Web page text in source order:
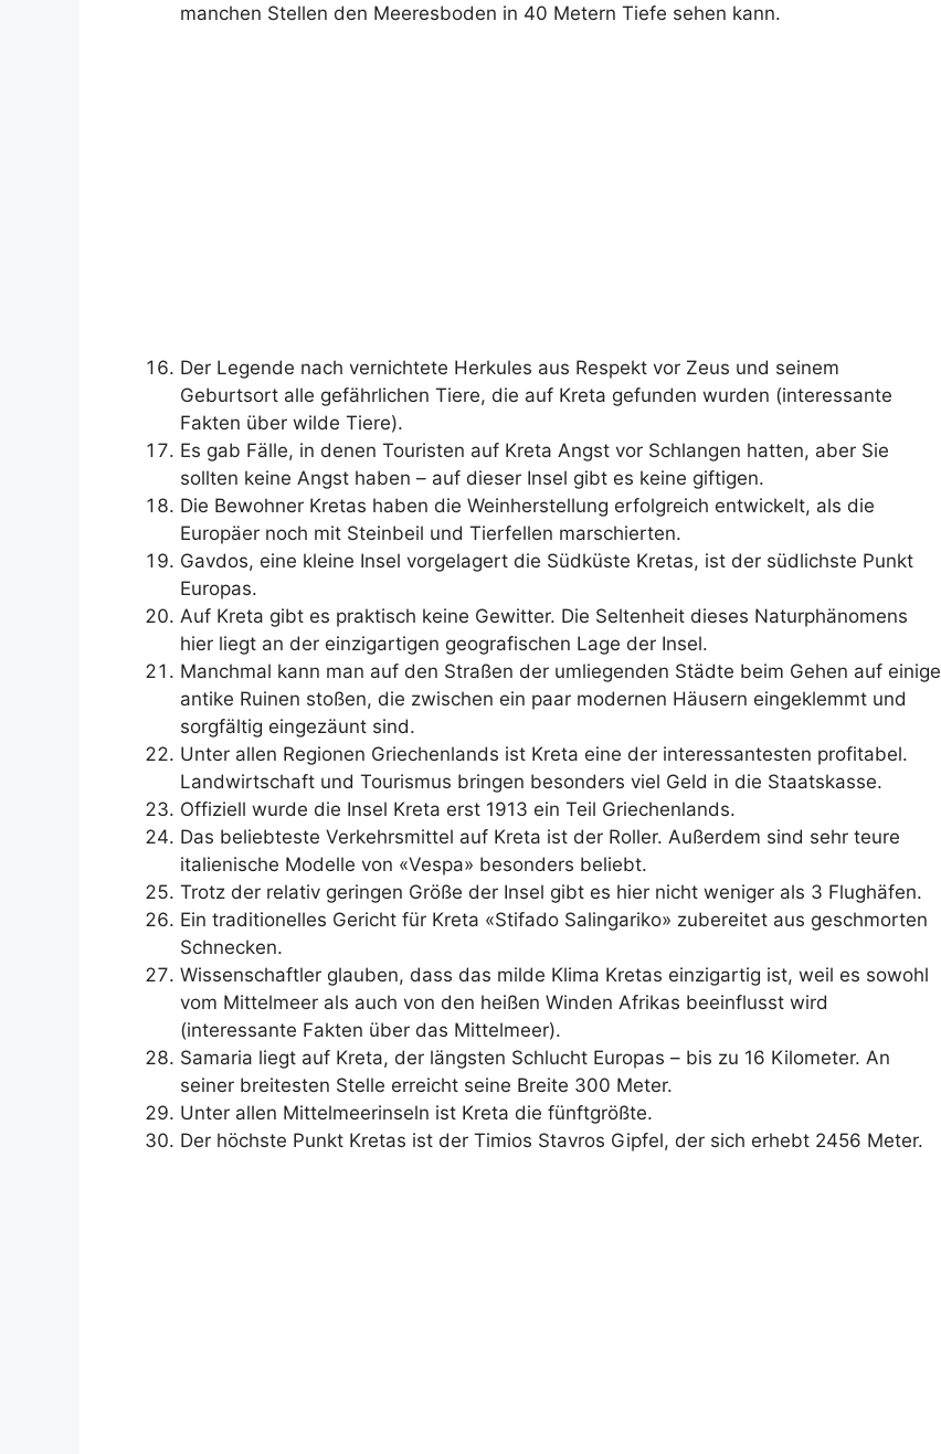
manchen Stellen den Meeresboden in 40 Metern Tiefe sehen kann.
Der Legende nach vernichtete Herkules aus Respekt vor Zeus und seinem
Geburtsort alle gefährlichen Tiere, die auf Kreta gefunden wurden (interessante
Fakten über wilde Tiere).
Es gab Fälle, in denen Touristen auf Kreta Angst vor Schlangen hatten, aber Sie
sollten keine Angst haben – auf dieser Insel gibt es keine giftigen.
Die Bewohner Kretas haben die Weinherstellung erfolgreich entwickelt, als die
Europäer noch mit Steinbeil und Tierfellen marschierten.
Gavdos, eine kleine Insel vorgelagert die Südküste Kretas, ist der südlichste Punkt
Europas.
Auf Kreta gibt es praktisch keine Gewitter. Die Seltenheit dieses Naturphänomens
hier liegt an der einzigartigen geografischen Lage der Insel.
Manchmal kann man auf den Straßen der umliegenden Städte beim Gehen auf einige
antike Ruinen stoßen, die zwischen ein paar modernen Häusern eingeklemmt und
sorgfältig eingezäunt sind.
Unter allen Regionen Griechenlands ist Kreta eine der interessantesten profitabel.
Landwirtschaft und Tourismus bringen besonders viel Geld in die Staatskasse.
Offiziell wurde die Insel Kreta erst 1913 ein Teil Griechenlands.
Das beliebteste Verkehrsmittel auf Kreta ist der Roller. Außerdem sind sehr teure
italienische Modelle von «Vespa» besonders beliebt.
Trotz der relativ geringen Größe der Insel gibt es hier nicht weniger als 3 Flughäfen.
Ein traditionelles Gericht für Kreta «Stifado Salingariko» zubereitet aus geschmorten
Schnecken.
Wissenschaftler glauben, dass das milde Klima Kretas einzigartig ist, weil es sowohl
vom Mittelmeer als auch von den heißen Winden Afrikas beeinflusst wird
(interessante Fakten über das Mittelmeer).
Samaria liegt auf Kreta, der längsten Schlucht Europas – bis zu 16 Kilometer. An
seiner breitesten Stelle erreicht seine Breite 300 Meter.
Unter allen Mittelmeerinseln ist Kreta die fünftgrößte.
Der höchste Punkt Kretas ist der Timios Stavros Gipfel, der sich erhebt 2456 Meter.